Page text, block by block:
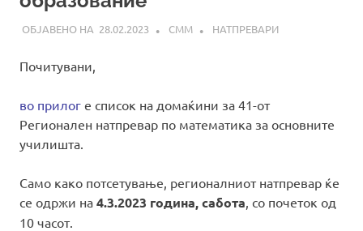
28.02.2023 СММ НАТПРЕВАРИ
Почитувани,
во прилог е список на домаќини за 41-от
Регионален натпревар по математика за основните
училишта.
Само како потсетување, регионалниот натпревар ќе
се одржи на 4.3.2023 година, сабота , со почеток од
10 часот.